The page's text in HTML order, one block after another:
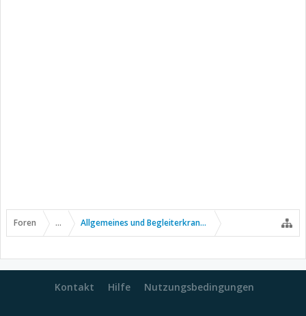
Foren ... Allgemeines und Begleiterkrankungen
Kontakt Hilfe Nutzungsbedingungen